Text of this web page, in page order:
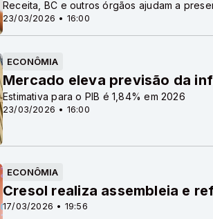
23/03/2026 • 16:00
Receita, BC e outros órgãos ajudam a
ECONÔMIA
23/03/2026 • 16:00
Mercado eleva previsão da
Estimativa para o PIB é 1,84% em 2026
ECONÔMIA
17/03/2026 • 19:56
Cresol realiza assembleia e